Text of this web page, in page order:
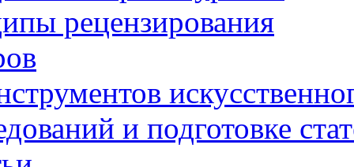
рецензирования
и подготовке